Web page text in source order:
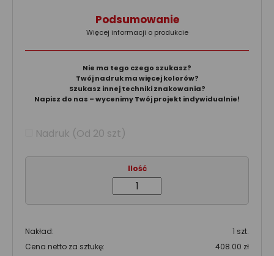
Podsumowanie
Więcej informacji o produkcie
Nie ma tego czego szukasz?
Twój nadruk ma więcej kolorów?
Szukasz innej techniki znakowania?
Napisz do nas – wycenimy Twój projekt indywidualnie!
Nadruk (Od 20 szt)
Ilość
Nakład:
1 szt.
Cena netto za sztukę:
408.00 zł